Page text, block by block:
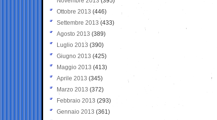
Ottobre 2013 (446)
Settembre 2013 (433)
Agosto 2013 (389)
Luglio 2013 (390)
Giugno 2013 (425)
Maggio 2013 (413)
Aprile 2013 (345)
Marzo 2013 (372)
Febbraio 2013 (293)
Gennaio 2013 (361)